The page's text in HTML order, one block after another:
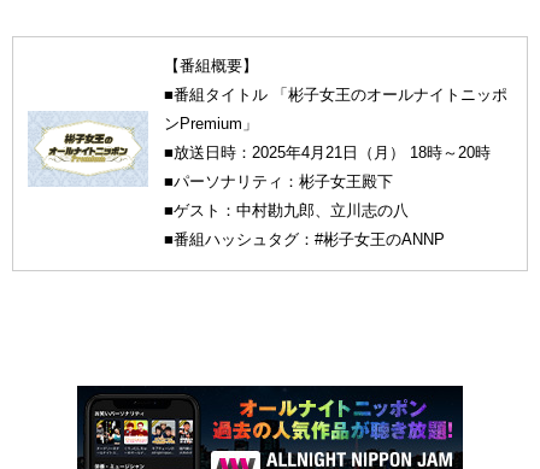
【番組概要】
■番組タイトル 「彬子女王のオールナイトニッポ
ンPremium」
■放送日時：2025年4月21日（月） 18時～20時
■パーソナリティ：彬子女王殿下
■ゲスト：中村勘九郎、立川志の八
■番組ハッシュタグ：#彬子女王のANNP